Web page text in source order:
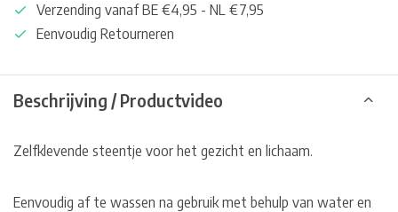
Verzending vanaf BE €4,95 - NL €7,95
Eenvoudig Retourneren
Beschrijving / Productvideo
Zelfklevende steentje voor het gezicht en lichaam.
Eenvoudig af te wassen na gebruik met behulp van water en